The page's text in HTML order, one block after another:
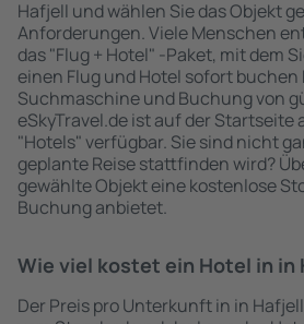
Hafjell und wählen Sie das Objekt
Anforderungen. Viele Menschen
das "Flug + Hotel" -Paket, mit dem
einen Flug und Hotel sofort buchen
Suchmaschine und Buchung von
eSkyTravel.de ist auf der Startseite
"Hotels" verfügbar. Sie sind nicht
geplante Reise stattfinden wird?
gewählte Objekt eine kostenlose
Buchung anbietet.
Wie viel kostet ein Hotel in in
Der Preis pro Unterkunft in in